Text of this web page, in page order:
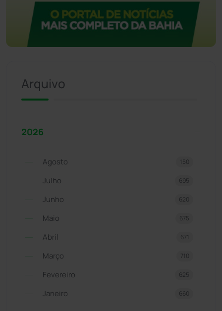
Arquivo
2026
Agosto 150
Julho 695
Junho 620
Maio 675
Abril 671
Março 710
Fevereiro 625
Janeiro 660